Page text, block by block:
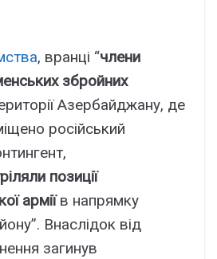
, вранці “члени
збройних
Азербайджану, де
російський
позиції
арміїв напрямку
Внаслідок від
загинув